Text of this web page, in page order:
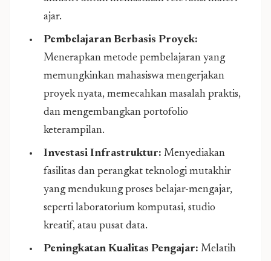
ajar.
Pembelajaran Berbasis Proyek:
Menerapkan metode pembelajaran yang
memungkinkan mahasiswa mengerjakan
proyek nyata, memecahkan masalah praktis,
dan mengembangkan portofolio
keterampilan.
Investasi Infrastruktur: Menyediakan
fasilitas dan perangkat teknologi mutakhir
yang mendukung proses belajar-mengajar,
seperti laboratorium komputasi, studio
kreatif, atau pusat data.
Peningkatan Kualitas Pengajar: Melatih